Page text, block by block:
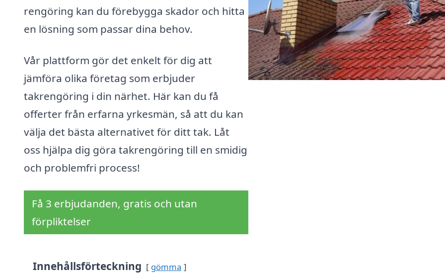
rengöring kan du förebygga skador och hitta
en lösning som passar dina behov.
Vår plattform gör det enkelt för dig att
jämföra olika företag som erbjuder
takrengöring i din närhet. Här kan du få
offerter från erfarna yrkesmän, så att du kan
välja det bästa alternativet för ditt tak. Låt
oss hjälpa dig göra takrengöring till en smidig
och problemfri process!
Få 3 erbjudanden, gratis och utan
förpliktelser
Innehållsförteckning gömma